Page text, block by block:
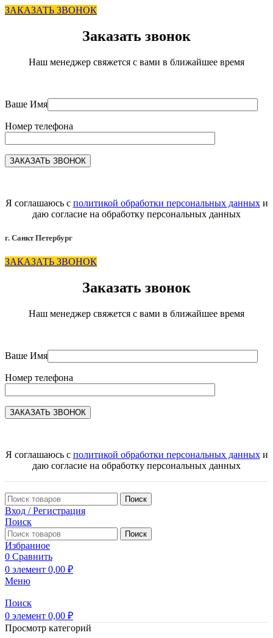
ЗАКАЗАТЬ ЗВОНОК
Заказать звонок
Наш менеджер свяжется с вами в ближайшее время
Ваше Имя
Номер телефона
Я соглашаюсь с политикой обработки персональных данныхи
даю согласие на обработку персональных данных
г. Санкт Петербург
ЗАКАЗАТЬ ЗВОНОК
Заказать звонок
Наш менеджер свяжется с вами в ближайшее время
Ваше Имя
Номер телефона
Я соглашаюсь с политикой обработки персональных данныхи
даю согласие на обработку персональных данных
Поиск
Вход / Регистрация
Поиск
Поиск
Избранное
0 Сравнить
0 элемент 0,00 ₽
Меню
Поиск
0 элемент 0,00 ₽
Просмотр категорий